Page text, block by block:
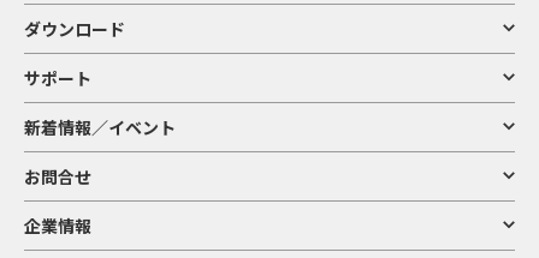
ダウンロード
サポート
新着情報／イベント
お問合せ
企業情報